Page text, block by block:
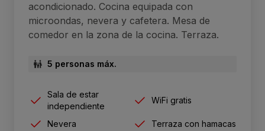
acondicionado. Cocina equipada con
microondas, nevera y cafetera. Mesa de
comedor en la zona de la cocina. Terraza.
5 personas máx.
Sala de estar
independiente
WiFi gratis
Nevera
Terraza con hamacas